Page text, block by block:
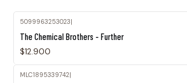
5099963253023|
The Chemical Brothers - Further
$12.900
MLC1895339742|